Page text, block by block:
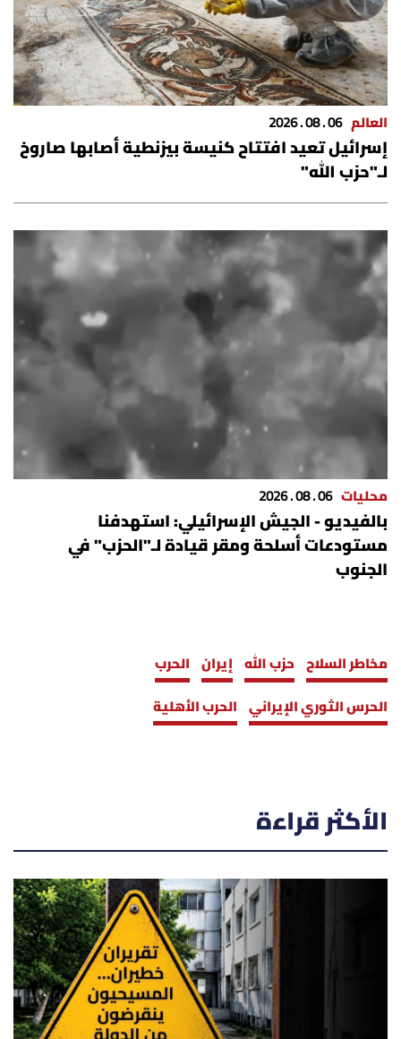
العالم 06 . 08 . 2026
إسرائيل تعيد افتتاح كنيسة بيزنطية أصابها صاروخ
لـ"حزب الله"
محليات 06 . 08 . 2026
بالفيديو - الجيش الإسرائيلي: استهدفنا
مستودعات أسلحة ومقر قيادة لـ"الحزب" في
الجنوب
مخاطر السلاح حزب الله إيران الحرب
الحرس الثوري الإيراني الحرب الأهلية
الأكثر قراءة